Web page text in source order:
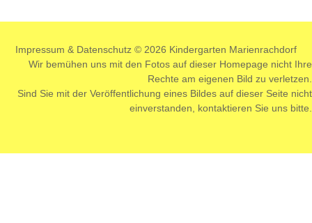
Impressum & Datenschutz © 2026 Kindergarten Marienrachdorf
Wir bemühen uns mit den Fotos auf dieser Homepage nicht Ihre
Rechte am eigenen Bild zu verletzen.
Sind Sie mit der Veröffentlichung eines Bildes auf dieser Seite nicht
einverstanden, kontaktieren Sie uns bitte.